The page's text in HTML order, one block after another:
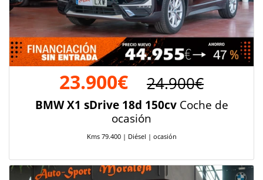
23.900€ 24.900€
BMW X1 sDrive 18d 150cvCoche de
ocasión
Kms 79.400 | Diésel | ocasión